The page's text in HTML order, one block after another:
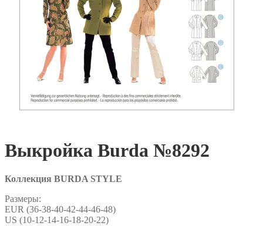
Выкройка Burda №8292
Коллекция BURDA STYLE
Размеры:
EUR (36-38-40-42-44-46-48)
US (10-12-14-16-18-20-22)